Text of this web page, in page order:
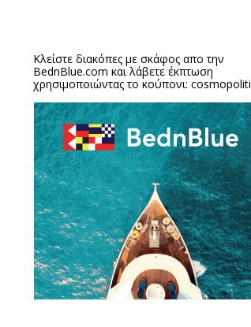
Κλείστε διακόπες με σκάφος απο την
BednBlue.com και λάβετε έκπτωση
χρησιμοποιώντας το κούπονι: cosmopoliti